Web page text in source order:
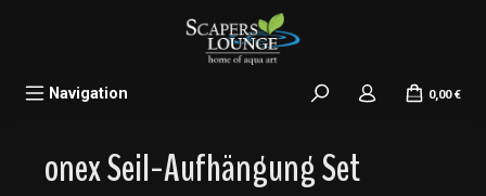
Navigation 0,00 €
onex Seil-Aufhängung Set